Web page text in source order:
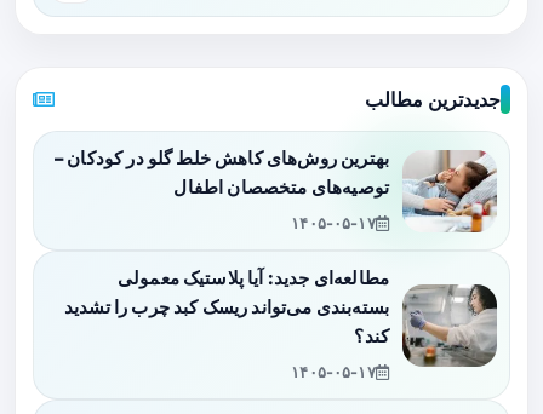
جدیدترین مطالب
بهترین روش‌های کاهش خلط گلو در کودکان –
توصیه‌های متخصصان اطفال
۱۴۰۵-۰۵-۱۷
مطالعه‌ای جدید: آیا پلاستیک معمولی
بسته‌بندی می‌تواند ریسک کبد چرب را تشدید
کند؟
۱۴۰۵-۰۵-۱۷